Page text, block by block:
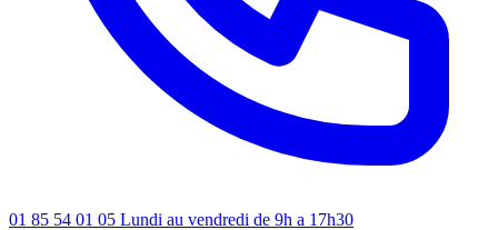
01 85 54 01 05 Lundi au vendredi de 9h a 17h30